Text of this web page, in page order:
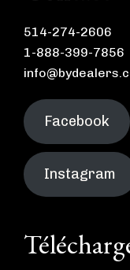
514-274-2606
1-888-399-7856
Facebook
Instagram